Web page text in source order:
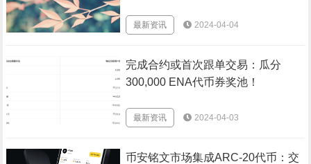
最新资讯 2024-04-04
完成合约或首次跟单交易：瓜分
300,000 ENA代币券奖池！
最新资讯 2024-04-03
币安铭文市场集成ARC-20代币：交